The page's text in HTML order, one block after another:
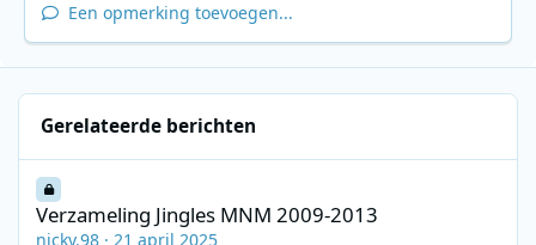
Een opmerking toevoegen...
Gerelateerde berichten
Verzameling Jingles MNM 2009-2013
nicky.98 · 21 april 2025